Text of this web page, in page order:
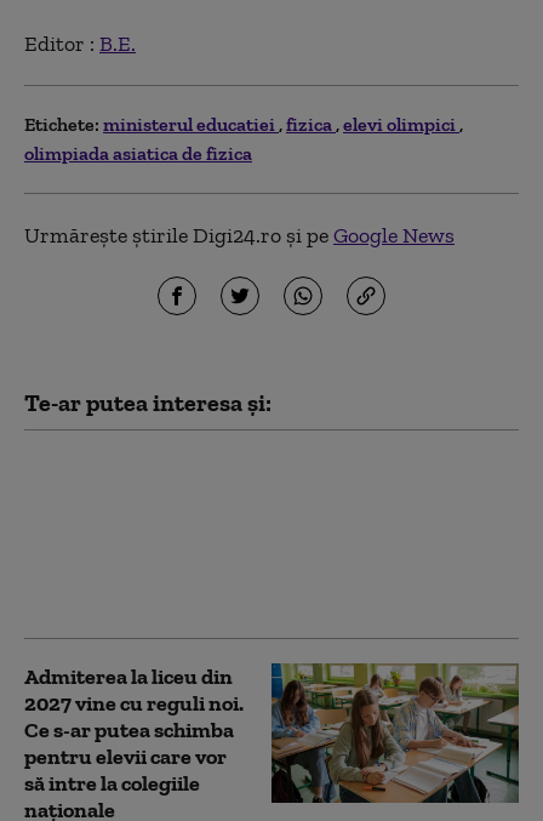
Editor : B.E.
Etichete: ministerul educatiei fizica elevi olimpici
olimpiada asiatica de fizica
Urmărește știrile Digi24.ro și peGoogle News
Te-ar putea interesa și:
Admiterea la liceu din
2027 vine cu reguli noi.
Ce s-ar putea schimba
pentru elevii care vor
să intre la colegiile
naționale